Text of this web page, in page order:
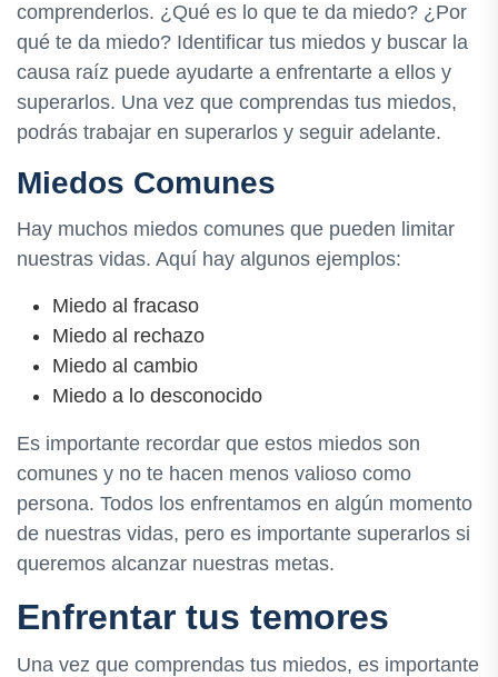
comprenderlos. ¿Qué es lo que te da miedo? ¿Por
qué te da miedo? Identificar tus miedos y buscar la
causa raíz puede ayudarte a enfrentarte a ellos y
superarlos. Una vez que comprendas tus miedos,
podrás trabajar en superarlos y seguir adelante.
Miedos Comunes
Hay muchos miedos comunes que pueden limitar
nuestras vidas. Aquí hay algunos ejemplos:
Miedo al fracaso
Miedo al rechazo
Miedo al cambio
Miedo a lo desconocido
Es importante recordar que estos miedos son
comunes y no te hacen menos valioso como
persona. Todos los enfrentamos en algún momento
de nuestras vidas, pero es importante superarlos si
queremos alcanzar nuestras metas.
Enfrentar tus temores
Una vez que comprendas tus miedos, es importante